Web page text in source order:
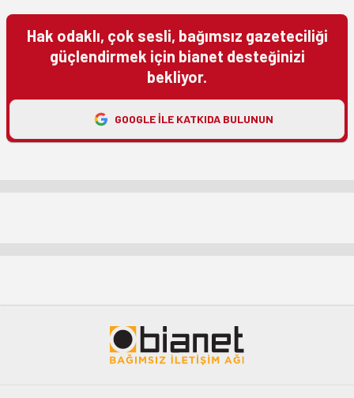
Hak odaklı, çok sesli, bağımsız gazeteciliği
güçlendirmek için bianet desteğinizi
bekliyor.
GOOGLE ILE KATKIDA BULUNUN